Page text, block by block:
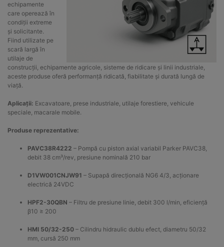
echipamente
care operează în
condiții extreme
și solicitante.
Fiind utilizate pe
scară largă în
utilaje de
construcții, echipamente agricole, sisteme de ridicare și linii industriale,
aceste produse oferă performanță ridicată, fiabilitate și durată lungă de
viață.
Aplicații: Excavatoare, prese industriale, utilaje forestiere, vehicule
speciale, macarale mobile.
Produse reprezentative:
PAVC38R4222 – Pompă cu piston axial variabil Parker PAVC38,
debit 38 cm³/rev, presiune nominală 210 bar
D1VW001CNJW91 – Supapă direcțională NG6 4/3, acționare
electrică 24VDC
HPF2-30QBN – Filtru de presiune linie, debit 300 l/min, eficiență
β10 ≥ 200
HMI 50/32-250 – Cilindru hidraulic dublu efect, diametru 50/32
mm, cursă 250 mm